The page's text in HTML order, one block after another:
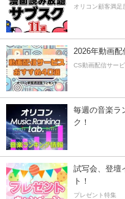
オリコン顧客満足
2026年動画配
CS動画配信サー
毎週の音楽ラ
ク！
試写会、登壇
ト！
プレゼント特集